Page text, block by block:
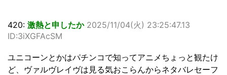
420: 激熱と申したか 2025/11/04(火) 23:25:47.13
ID:3iXGFAcSM
ユニコーンとかはパチンコで知ってアニメちょっと観たけ
ど、ヴァルヴレイヴは見る気おこらんからネタバレセーフ